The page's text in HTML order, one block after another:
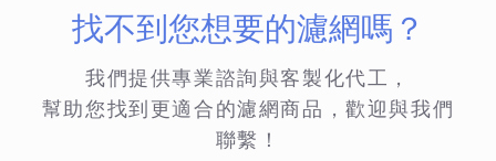
找不到您想要的濾網嗎？
我們提供專業諮詢與客製化代工，
幫助您找到更適合的濾網商品，歡迎與我們
聯繫！